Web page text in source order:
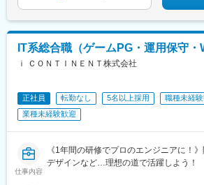
駅(愛知県)、金山駅(愛知県)、国際センタ
たかの森駅、藤沢駅、大阪駅、なんば駅
阪駅、新今宮駅、本町駅、大阪阿部野橋
駅、弁天町駅、西九条駅、千里中央駅(北
地駅、名鉄名古屋駅、近鉄名古屋駅、豊
知県)、星ケ丘駅(愛知県)、高蔵寺駅、博
岡県)、中洲川端駅、千早駅、青井駅、北
暮里駅(舎人ライナー)、祐天寺駅、江古田
駅(地下鉄)、鴫野駅、西中島南方駅、丸の
駅、上前津駅、東別院駅、新今宮駅前駅
駅、千里中央駅(大阪モノレール)、新豊
鉄福岡駅、渡辺通駅、櫛田神社前駅、西
門駅、新桜台駅、梅田駅(地下鉄)、蒲生
見駅(愛知県)、刈谷駅、豊橋駅、千種駅、
田駅(京都府)、烏丸駅、四条駅(京都市営)
駅、出町柳駅、烏丸御池駅、西院駅(阪急
鶴橋駅、淀屋橋駅、新今宮駅、本町駅、
中洲川端駅、姪浜駅、福岡空港駅(鉄道)、
駅(福岡県)、黒崎駅前駅、京王多摩センタ
スカイツリー駅、末広町駅(東京都)、蓮
代々木八幡駅、浜松町駅、銀座駅、新高
IT系総合職（ゲームPG・運用保守・
ｉ ＣＯＮＴＩＮＥＮＴ株式会社
正社員 転勤なし 5名以上採用
職種未経
業種未経験歓迎
仕事内容
《1年間の研修でプロのエンジニアに！
デザインなど…理想の道で活躍しよう！